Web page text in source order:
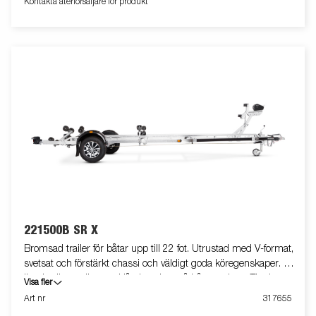
att använda båttrailern, vilket ger större flexibilitet, bekvämlighet
Kontakta återförsäljare för produkt
221500B SR X
Bromsad trailer för båtar upp till 22 fot. Utrustad med V-format,
svetsat och förstärkt chassi och väldigt goda köregenskaper. X-
line-kvalitetsrullar med låg inverkan på båtens skrov. Tippbar
superrullsvagga baktill, förstärkta kölrullar och justerbara dubbla
Visa fler
Art nr
317655